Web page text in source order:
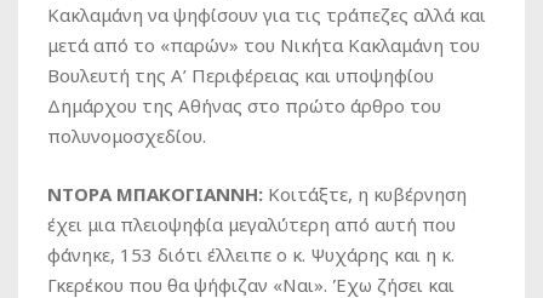
Κακλαμάνη να ψηφίσουν για τις τράπεζες αλλά και
μετά από το «παρών» του Νικήτα Κακλαμάνη του
Βουλευτή της Α’ Περιφέρειας και υποψηφίου
Δημάρχου της Αθήνας στο πρώτο άρθρο του
πολυνομοσχεδίου.
ΝΤΟΡΑ ΜΠΑΚΟΓΙΑΝΝΗ: Κοιτάξτε, η κυβέρνηση
έχει μια πλειοψηφία μεγαλύτερη από αυτή που
φάνηκε, 153 διότι έλλειπε ο κ. Ψυχάρης και η κ.
Γκερέκου που θα ψήφιζαν «Ναι». Έχω ζήσει και